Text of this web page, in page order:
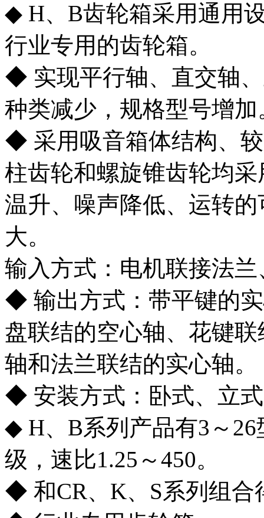
◆ H、B齿轮箱采用通用
行业专用的齿轮箱。
◆ 实现平行轴、直交轴
种类减少，规格型号增加
◆ 采用吸音箱体结构、
柱齿轮和螺旋锥齿轮均
温升、噪声降低、运转
大。
输入方式：电机联接法
◆ 输出方式：带平键的
盘联结的空心轴、花键
轴和法兰联结的实心轴。
◆ 安装方式：卧式、立
◆ H、B系列产品有3～
级，速比1.25～450。
◆ 和CR、K、S系列组合